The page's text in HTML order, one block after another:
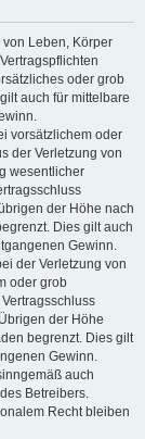
von Leben, Körper
oder grob
auch für mittelbare
vorsätzlichem oder
der Verletzung von
wesentlicher
der Höhe nach
Dies gilt auch
Gewinn.
der Verletzung von
oder grob
der Höhe
begrenzt. Dies gilt
Gewinn.
auch
Betreibers.
Recht bleiben